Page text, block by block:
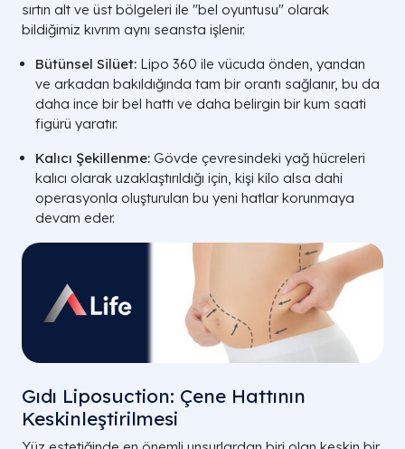
sırtın alt ve üst bölgeleri ile "bel oyuntusu" olarak
bildiğimiz kıvrım aynı seansta işlenir.
Bütünsel Silüet: Lipo 360 ile vücuda önden, yandan
ve arkadan bakıldığında tam bir orantı sağlanır, bu da
daha ince bir bel hattı ve daha belirgin bir kum saati
figürü yaratır.
Kalıcı Şekillenme: Gövde çevresindeki yağ hücreleri
kalıcı olarak uzaklaştırıldığı için, kişi kilo alsa dahi
operasyonla oluşturulan bu yeni hatlar korunmaya
devam eder.
Gıdı Liposuction: Çene Hattının
Keskinleştirilmesi